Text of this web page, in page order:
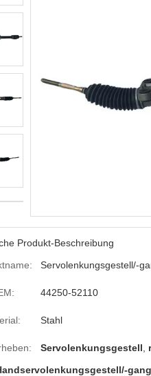
Produkt-Beschreibung
Servolenkungsgestell/-
44250-52110
Stahl
Servolenkungsgestell